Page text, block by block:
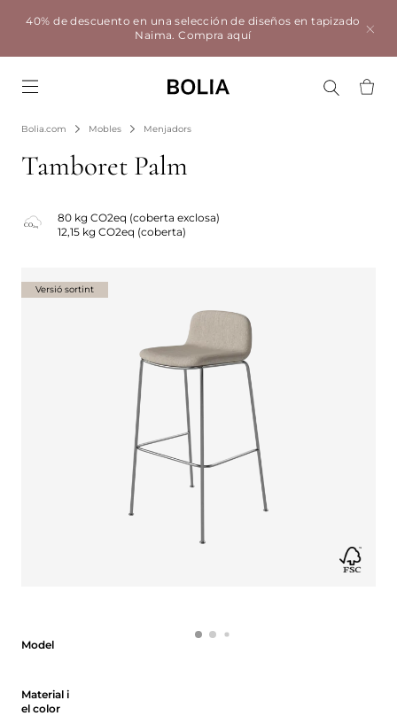
40% de descuento en una selección de diseños en tapizado
Naima.Compra aquí
Bolia.com Mobles Menjadors
Tamboret Palm
80 kg CO2eq (coberta exclosa)
12,15 kg CO2eq (coberta)
Model
Material i
el color
Versió sortint